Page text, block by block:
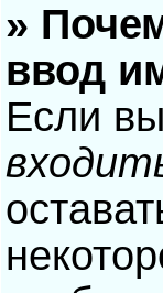
»
ввод
Если